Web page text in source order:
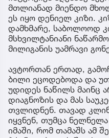
მთლიანად მიენდო
ეს იყო დენიელ კიზი.
დამხმარე, საბოლოოდ
მსხვილტანიანი
მილიგანის უამრავი
ავტორთან ერთად,
ბილი ეცოდებოდა და
უდიდეს ნაწილს მაინც
დიაგნოზის და მას
თვლიდნენ. თავად
იყვნენ, თუმცა
იმაში, რომ თამაშს ამ